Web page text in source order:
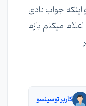
اینکه جواب دادی
میکنم بازم
کاربر توسینسو